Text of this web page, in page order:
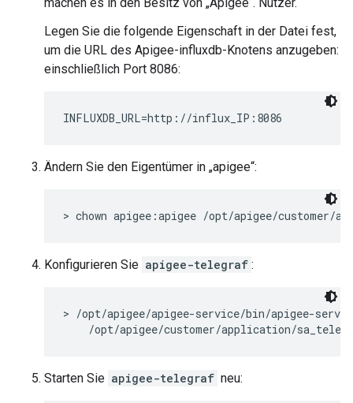
Legen Sie die folgende Eigenschaft in der Datei fest,
um die URL des Apigee-influxdb-Knotens anzugeben:
einschließlich Port 8086:
INFLUXDB_URL=http://influx_IP:8086
Ändern Sie den Eigentümer in „apigee“:
> chown apigee:apigee /opt/apigee/
Konfigurieren Sie apigee-telegraf :
> /opt/apigee/apigee-service/bin/apigee-
/opt/apigee/customer/application/
Starten Sie apigee-telegraf neu: